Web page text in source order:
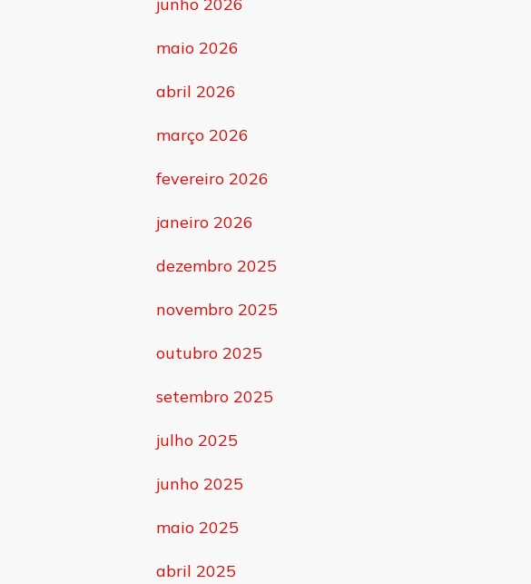
maio 2026
abril 2026
março 2026
fevereiro 2026
janeiro 2026
dezembro 2025
novembro 2025
outubro 2025
setembro 2025
julho 2025
junho 2025
maio 2025
abril 2025